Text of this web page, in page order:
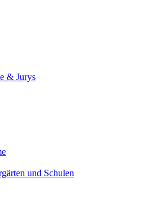
& Jurys
und Schulen